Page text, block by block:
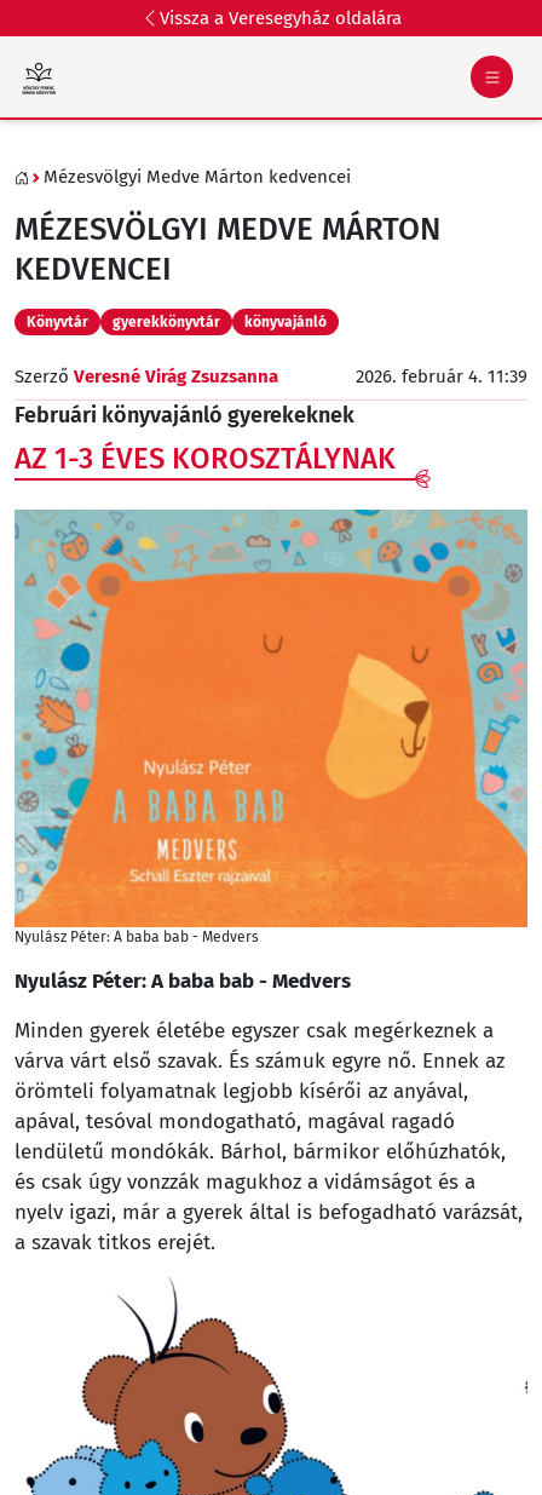
Vissza a Veresegyház oldalára
Mézesvölgyi Medve Márton kedvencei
MÉZESVÖLGYI MEDVE MÁRTON
KEDVENCEI
Könyvtár gyerekkönyvtár könyvajánló
Szerző Veresné Virág Zsuzsanna 2026. február 4. 11:39
Februári könyvajánló gyerekeknek
AZ 1-3 ÉVES KOROSZTÁLYNAK
Nyulász Péter: A baba bab - Medvers
Nyulász Péter: A baba bab - Medvers
Minden gyerek életébe egyszer csak megérkeznek a
várva várt első szavak. És számuk egyre nő. Ennek az
örömteli folyamatnak legjobb kísérői az anyával,
apával, tesóval mondogatható, magával ragadó
lendületű mondókák. Bárhol, bármikor előhúzhatók,
és csak úgy vonzzák magukhoz a vidámságot és a
nyelv igazi, már a gyerek által is befogadható varázsát,
a szavak titkos erejét.